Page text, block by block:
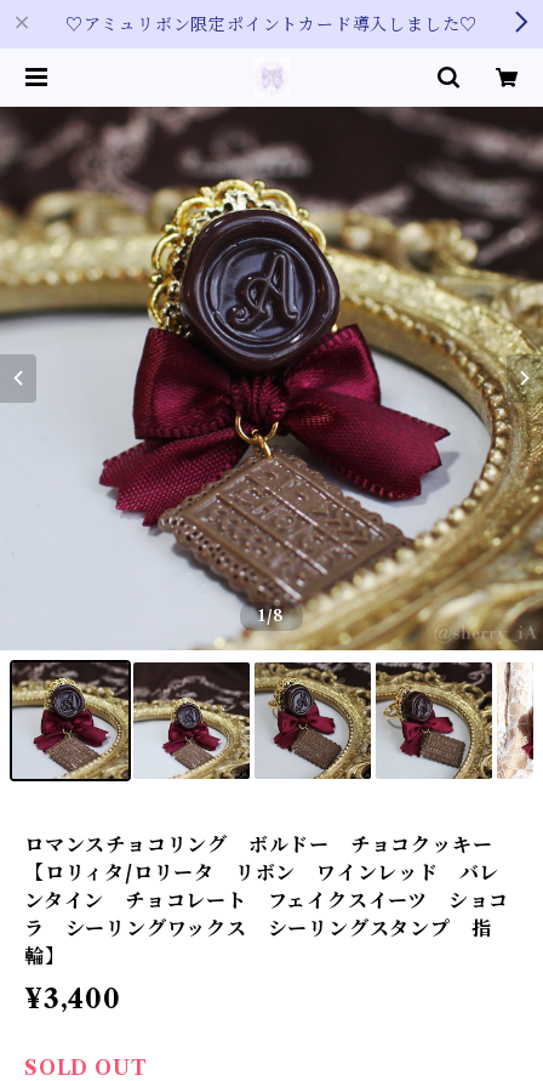
♡アミュリボン限定ポイントカード導入しました♡
1/8
ロマンスチョコリング ボルドー チョコクッキー
【ロリィタ/ロリータ リボン ワインレッド バレ
ンタイン チョコレート フェイクスイーツ ショコ
ラ シーリングワックス シーリングスタンプ 指
輪】
¥3,400
SOLD OUT